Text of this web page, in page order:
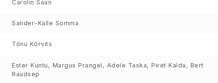
Carolin Saan
Sander-Kalle Somma
Tõnu Kõrvits
Ester Kuntu, Margus Prangel, Adele Taska, Piret Kalda, Bert
Raudsep